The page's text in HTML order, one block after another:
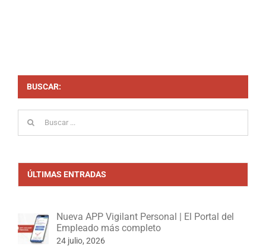
BUSCAR:
ÚLTIMAS ENTRADAS
Nueva APP Vigilant Personal | El Portal del
Empleado más completo
24 julio, 2026